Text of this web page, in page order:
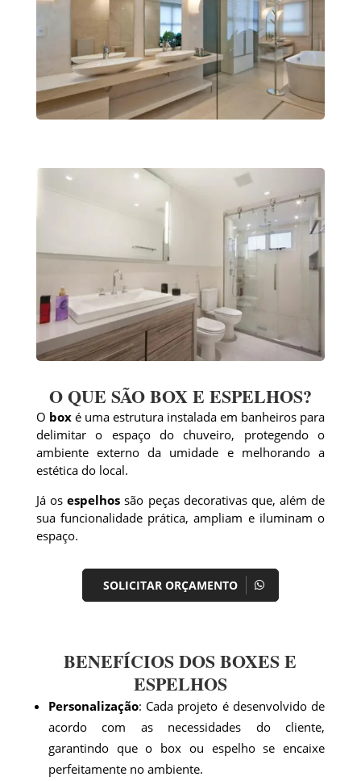
O QUE SÃO BOX E ESPELHOS?
O boxé uma estrutura instalada em banheiros para
delimitar o espaço do chuveiro, protegendo o
ambiente externo da umidade e melhorando a
estética do local.
Já osespelhos são peças decorativas que, além de
sua funcionalidade prática, ampliam e iluminam o
espaço.
SOLICITAR ORÇAMENTO
BENEFÍCIOS DOS BOXES E
ESPELHOS
Personalização: Cada projeto é desenvolvido de
acordo com as necessidades do cliente,
garantindo que o box ou espelho se encaixe
perfeitamente no ambiente.